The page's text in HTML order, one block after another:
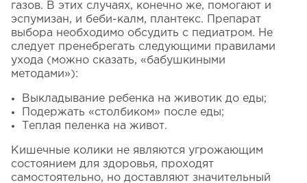
газов. В этих случаях, конечно же, помогают и
эспумизан, и беби-калм, плантекс. Препарат
выбора необходимо обсудить с педиатром. Не
следует пренебрегать следующими правилами
ухода (можно сказать, «бабушкиными
методами»):
Выкладывание ребенка на животик до еды;
Подержать «столбиком» после еды;
Теплая пеленка на живот.
Кишечные колики не являются угрожающим
состоянием для здоровья, проходят
самостоятельно, но доставляют значительный